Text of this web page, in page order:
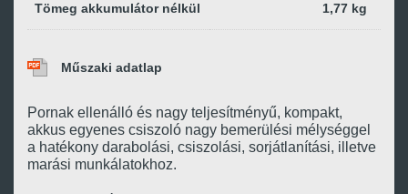
Tömeg akkumulátor nélkül 1,77 kg
Műszaki adatlap
Pornak ellenálló és nagy teljesítményű, kompakt,
akkus egyenes csiszoló nagy bemerülési mélységgel
a hatékony darabolási, csiszolási, sorjátlanítási, illetve
marási munkálatokhoz.